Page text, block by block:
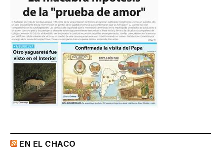
EN EL CHACO